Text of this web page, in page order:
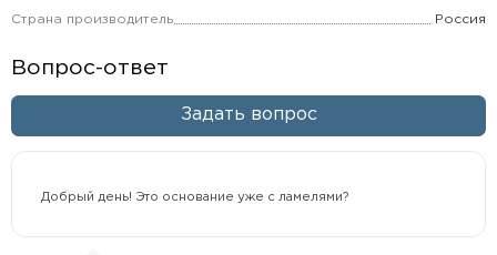
Страна производитель Россия
Вопрос-ответ
Задать вопрос
Добрый день! Это основание уже с ламелями?